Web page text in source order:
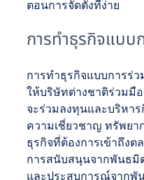
ตอนการจัดตั้งที่ง่าย
การทำธุรกิจแบบ
การทำธุรกิจแบบการร่ว
ให้บริษัทต่างชาติร่วมมื
จะร่วมลงทุนและบริหา
ความเชี่ยวชาญ ทรัพยา
ธุรกิจที่ต้องการเข้าถึงต
การสนับสนุนจากพันธมิ
และประสบการณ์จากพั